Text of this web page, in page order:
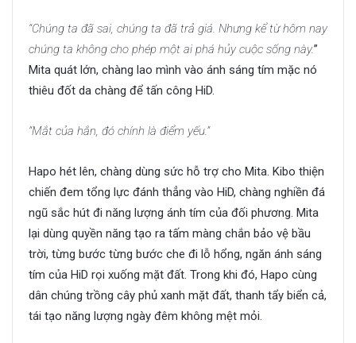
“Chúng ta đã sai, chúng ta đã trả giá. Nhưng kể từ hôm nay
chúng ta không cho phép một ai phá hủy cuộc sống này.”
Mita quát lớn, chàng lao mình vào ánh sáng tím mặc nó
thiêu đốt da chàng để tấn công HiD.
“Mắt của hắn, đó chính là điểm yếu.”
Hapo hét lên, chàng dùng sức hỗ trợ cho Mita. Kibo thiện
chiến đem tổng lực đánh thẳng vào HiD, chàng nghiền đá
ngũ sắc hút đi năng lượng ánh tím của đối phương. Mita
lại dùng quyền năng tạo ra tấm màng chắn bảo vệ bầu
trời, từng bước từng bước che đi lỗ hổng, ngăn ánh sáng
tím của HiD rọi xuống mặt đất. Trong khi đó, Hapo cùng
dân chúng trồng cây phủ xanh mặt đất, thanh tẩy biển cả,
tái tạo năng lượng ngày đêm không mệt mỏi.